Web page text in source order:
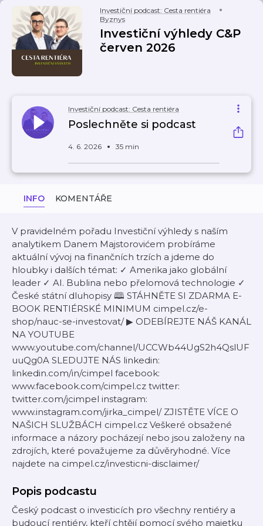
Investiční podcast: Cesta rentiéra
Byznys
Investiční výhledy C&P
červen 2026
Investiční podcast: Cesta rentiéra
Poslechněte si podcast
4. 6. 2026 35 min
INFO KOMENTÁŘE
V pravidelném pořadu Investiční výhledy s naším
analytikem Danem Majstorovićem probíráme
aktuální vývoj na finančních trzích a jdeme do
hloubky i dalších témat: ✓ Amerika jako globální
leader ✓ AI. Bublina nebo přelomová technologie ✓
České státní dluhopisy 🕮 STÁHNĚTE SI ZDARMA E-
BOOK RENTIÉRSKÉ MINIMUM cimpel.cz/e-
shop/nauc-se-investovat/ ▶ ODEBÍREJTE NÁŠ KANÁL
NA YOUTUBE
www.youtube.com/channel/UCCWb44UgS2h4QslUF
uuQg0A SLEDUJTE NÁS linkedin:
linkedin.com/in/cimpel facebook:
www.facebook.com/cimpel.cz twitter:
twitter.com/jcimpel instagram:
www.instagram.com/jirka_cimpel/ ZJISTĚTE VÍCE O
NAŠICH SLUŽBÁCH cimpel.cz Veškeré obsažené
informace a názory pocházejí nebo jsou založeny na
zdrojích, které považujeme za důvěryhodné. Více
najdete na cimpel.cz/investicni-disclaimer/
Popis podcastu
Český podcast o investicích pro všechny rentiéry a
budoucí rentiéry, kteří chtějí pomocí svého majetku